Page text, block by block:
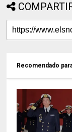
Recomendado